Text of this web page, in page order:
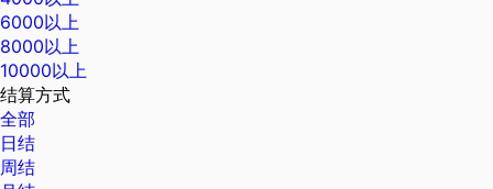
6000以上
8000以上
10000以上
结算方式
全部
日结
周结